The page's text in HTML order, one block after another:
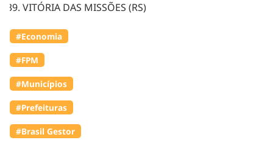
VITÓRIA DAS MISSÕES (RS)
#Economia
#FPM
#Municípios
#Prefeituras
#Brasil Gestor